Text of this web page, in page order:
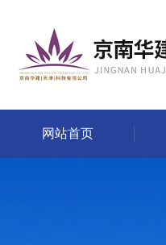
网站首页